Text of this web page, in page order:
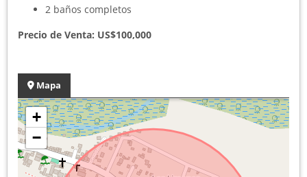
2 baños completos
Precio de Venta: US$100,000
Mapa
+
−